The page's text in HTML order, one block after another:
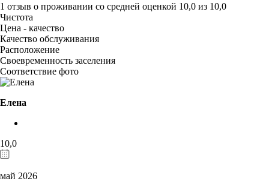
1 отзыв о проживании со средней оценкой 10,0 из 10,0
Чистота
Цена - качество
Качество обслуживания
Расположение
Своевременность заселения
Соответствие фото
Елена
10,0
май 2026